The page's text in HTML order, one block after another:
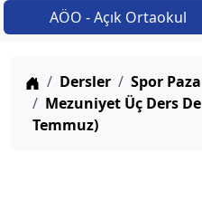
AÖO - Açık Ortaokul
Anasayfa
Dersler
Spor
Mezuniyet Üç Ders
Temmuz)